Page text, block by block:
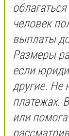
человек
выплаты
Размеры
если
другие. Не
платежах.
или